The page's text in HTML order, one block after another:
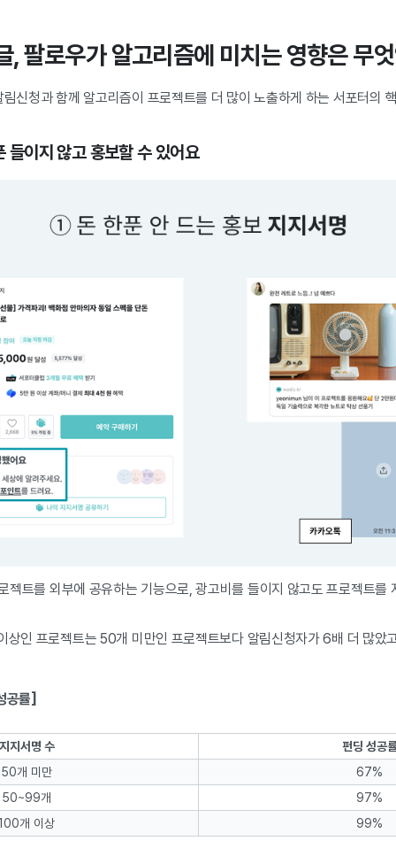
, 팔로우가 알고리즘에 미치는 영향은 무
신청과 함께 알고리즘이 프로젝트를 더 많이 노출하게 하는 서포터의
이지 않고 홍보할 수 있어요
젝트를 외부에 공유하는 기능으로, 광고비를 들이지 않고도 프로젝트를
상인 프로젝트는 50개 미만인 프로젝트보다 알림신청자가 6배 더 많았
률]
지서명 수
펀딩 성공
50개 미만
67%
50~99개
97%
개 이상
99%